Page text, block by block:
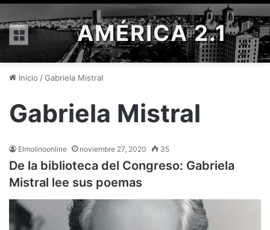
Menú AMÉRICA 2.1
Inicio /Gabriela Mistral
Gabriela Mistral
Elmolinoonline noviembre 27, 2020 35
De la biblioteca del Congreso: Gabriela
Mistral lee sus poemas